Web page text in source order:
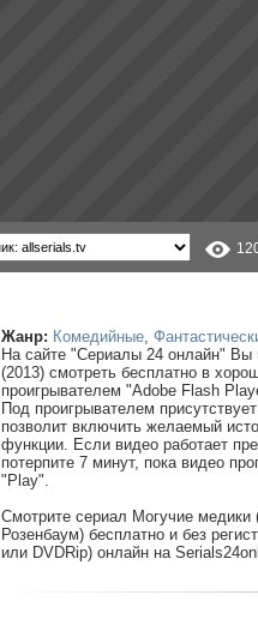
Жанр: Комедийные,
На сайте "Сериалы 24 онлайн"
(2013) смотреть бесплатно в
проигрывателем "Adobe Flash
Под проигрывателем
позволит включить желаемый
функции. Если видео работает
потерпите 7 минут, пока видео
"Play".
Смотрите сериал Могучие
Розенбаум) бесплатно и без
или DVDRip) онлайн на